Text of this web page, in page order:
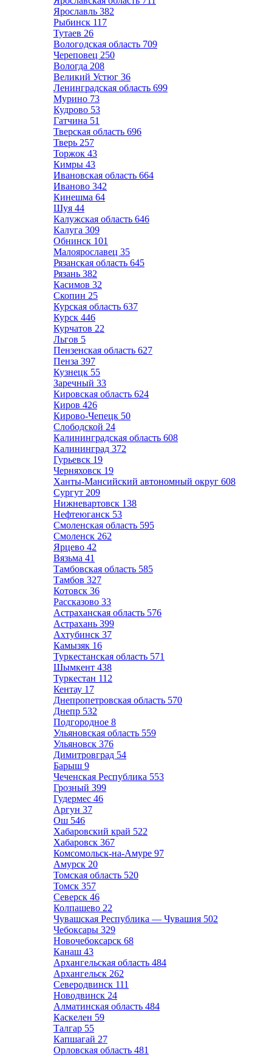
Ярославль 382
Рыбинск 117
Тутаев 26
Вологодская область 709
Череповец 250
Вологда 208
Великий Устюг 36
Ленинградская область 699
Мурино 73
Кудрово 53
Гатчина 51
Тверская область 696
Тверь 257
Торжок 43
Кимры 43
Ивановская область 664
Иваново 342
Кинешма 64
Шуя 44
Калужская область 646
Калуга 309
Обнинск 101
Малоярославец 35
Рязанская область 645
Рязань 382
Касимов 32
Скопин 25
Курская область 637
Курск 446
Курчатов 22
Льгов 5
Пензенская область 627
Пенза 397
Кузнецк 55
Заречный 33
Кировская область 624
Киров 426
Кирово-Чепецк 50
Слободской 24
Калининградская область 608
Калининград 372
Гурьевск 19
Черняховск 19
Ханты-Мансийский автономный округ 608
Сургут 209
Нижневартовск 138
Нефтеюганск 53
Смоленская область 595
Смоленск 262
Ярцево 42
Вязьма 41
Тамбовская область 585
Тамбов 327
Котовск 36
Рассказово 33
Астраханская область 576
Астрахань 399
Ахтубинск 37
Камызяк 16
Туркестанская область 571
Шымкент 438
Туркестан 112
Кентау 17
Днепропетровская область 570
Днепр 532
Подгородное 8
Ульяновская область 559
Ульяновск 376
Димитровград 54
Барыш 9
Чеченская Республика 553
Грозный 399
Гудермес 46
Аргун 37
Ош 546
Хабаровский край 522
Хабаровск 367
Комсомольск-на-Амуре 97
Амурск 20
Томская область 520
Томск 357
Северск 46
Колпашево 22
Чувашская Республика — Чувашия 502
Чебоксары 329
Новочебоксарск 68
Канаш 43
Архангельская область 484
Архангельск 262
Северодвинск 111
Новодвинск 24
Алматинская область 484
Каскелен 59
Талгар 55
Капшагай 27
Орловская область 481